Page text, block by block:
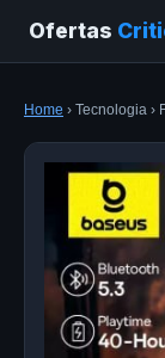
Ofertas
Home › Tecnologia ›